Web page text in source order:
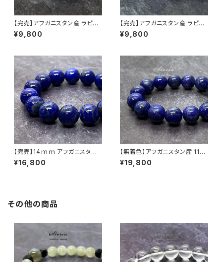
【完売】アフガニスタン産 ラピス
ラズリ 10mm ブレスレット（天
然色・一点もの）
¥9,800
【完売】アフガニスタン産 ラピス
ラズリ 8.5mm ブレスレット（天
然色・一点もの）
¥9,800
【完売】14ｍｍ アフガニスタン
産ラピスラズリ（瑠璃）ブレスレッ
ト
¥16,800
【無着色】アフガニスタン産 11ｍ
ｍラピズラズリ ブレスレット
¥19,800
その他の商品